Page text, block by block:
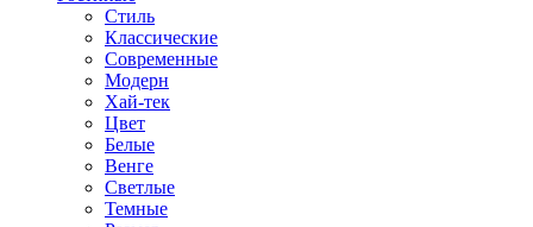
Стиль
Классические
Современные
Модерн
Хай-тек
Цвет
Белые
Венге
Светлые
Темные